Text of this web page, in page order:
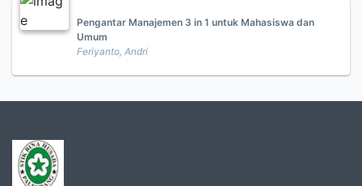
Pengantar Manajemen 3 in 1 untuk Mahasiswa dan
Umum
Feriyanto, Andri